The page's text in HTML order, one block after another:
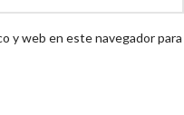
y web en este navegador para